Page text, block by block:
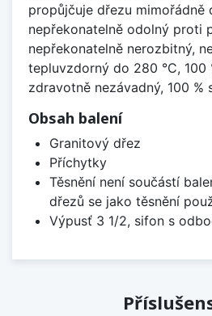
propůjčuje dřezu
nepřekonatelně odolný proti
nepřekonatelně nerozbitný,
tepluvzdorný do 280 °C, 100
zdravotně nezávadný, 100 %
Obsah balení
Granitový dřez
Příchytky
Těsnění není součástí
dřezů se jako těsnění
Výpusť 3 1/2, sifon s